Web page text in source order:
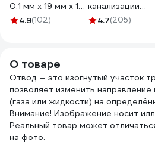
0.1 мм х 19 мм х 15
м 12373-19-025
4.9(102)
канализации
Политэк из ПП
4.7(205)
О товаре
Отвод — это изогнутый участок
позволяет изменить
(газа или жидкости) на
Внимание! Изображение носит
Реальный товар может
на фото.